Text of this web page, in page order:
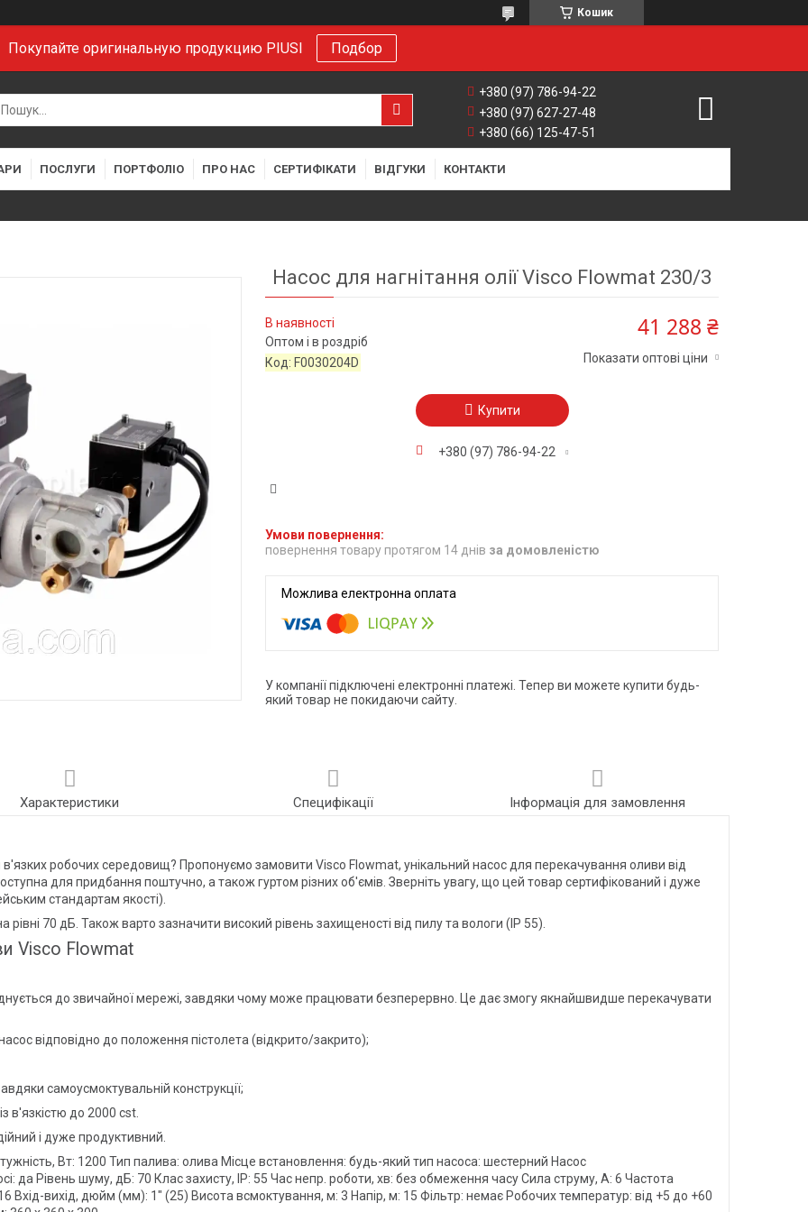
Кошик
Покупайте оригинальную продукцию PIUSI Подбор
+380 (97) 786-94-22
+380 (97) 627-27-48
+380 (66) 125-47-51
ПОСЛУГИ ПОРТФОЛІО ПРО НАС СЕРТИФІКАТИ ВІДГУКИ КОНТАКТИ
Насос для нагнітання олії Visco Flowmat 230/3
В наявності
Оптом і в роздріб
Код: F0030204D
41 288 ₴
Показати оптові ціни
Купити
+380 (97) 786-94-22
повернення товару протягом 14 днів за домовленістю
У компанії підключені електронні платежі. Тепер ви можете купити будь-
який товар не покидаючи сайту.
Характеристики Специфікації Інформація для замовлення
робочих середовищ? Пропонуємо замовити Visco Flowmat, унікальний насос для перекачування оливи від
для придбання поштучно, а також гуртом різних об'ємів. Зверніть увагу, що цей товар сертифікований і дуже
стандартам якості).
70 дБ. Також варто зазначити високий рівень захищеності від пилу та вологи (IP 55).
Visco Flowmat
до звичайної мережі, завдяки чому може працювати безперервно. Це дає змогу якнайшвидше перекачувати
відповідно до положення пістолета (відкрито/закрито);
самоусмоктувальній конструкції;
в'язкістю до 2000 cst.
і дуже продуктивний.
Вт: 1200 Тип палива: олива Місце встановлення: будь-який тип насоса: шестерний Насос
да Рівень шуму, дБ: 70 Клас захисту, IP: 55 Час непр. роботи, хв: без обмеження часу Сила струму, А: 6 Частота
Вхід-вихід, дюйм (мм): 1" (25) Висота всмоктування, м: 3 Напір, м: 15 Фільтр: немає Робочих температур: від +5 до +60